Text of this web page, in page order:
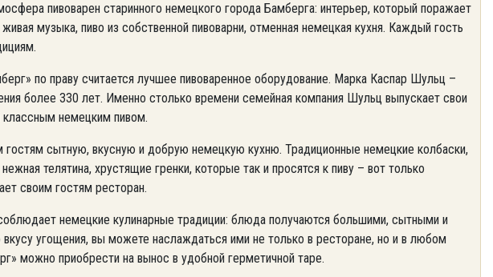
пивоварен старинного немецкого города Бамберга: интерьер, который поражает
музыка, пиво из собственной пивоварни, отменная немецкая кухня. Каждый гость
по праву считается лучшее пивоваренное оборудование. Марка Каспар Шульц –
более 330 лет. Именно столько времени семейная компания Шульц выпускает свои
немецким пивом.
гостям сытную, вкусную и добрую немецкую кухню. Традиционные немецкие колбаски,
телятина, хрустящие гренки, которые так и просятся к пиву – вот только
своим гостям ресторан.
немецкие кулинарные традиции: блюда получаются большими, сытными и
угощения, вы можете наслаждаться ими не только в ресторане, но и в любом
можно приобрести на вынос в удобной герметичной таре.